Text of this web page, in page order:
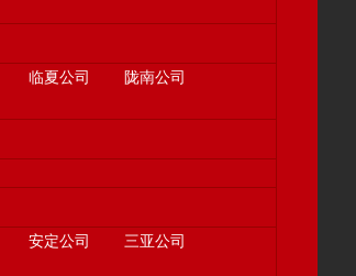
临夏公司
陇南公司
安定公司
三亚公司